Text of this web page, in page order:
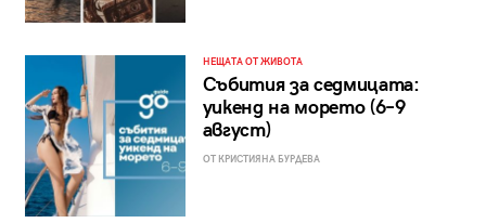
НЕЩАТА ОТ ЖИВОТА
Събития за седмицата:
уикенд на морето (6–9
август)
ОТ КРИСТИЯНА БУРДЕВА